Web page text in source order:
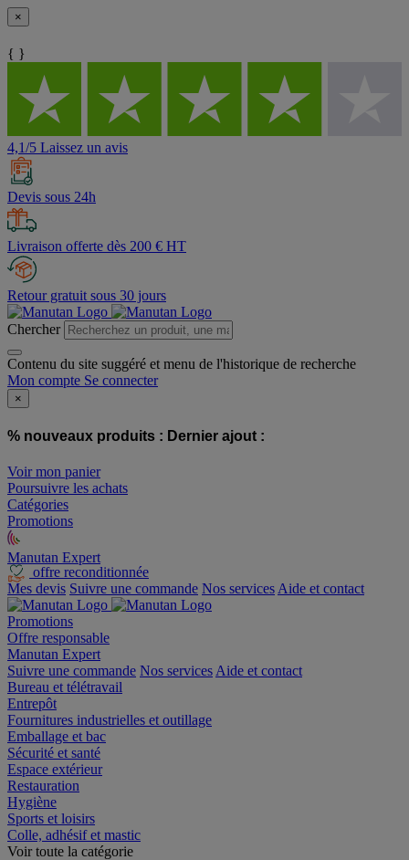
×
{ }
4,1/5 Laissez un avis
Devis sous 24h
Livraison offerte dès 200 € HT
Retour gratuit sous 30 jours
Chercher
Contenu du site suggéré et menu de l'historique de recherche
Mon compte Se connecter
×
% nouveaux produits : Dernier ajout :
Voir mon panier
Poursuivre les achats
Catégories
Promotions
Manutan Expert
offre reconditionnée
Mes devis Suivre une commande Nos services Aide et contact
Promotions
Offre responsable
Manutan Expert
Suivre une commande Nos services Aide et contact
Bureau et télétravail
Entrepôt
Fournitures industrielles et outillage
Emballage et bac
Sécurité et santé
Espace extérieur
Restauration
Hygiène
Sports et loisirs
Colle, adhésif et mastic
Voir toute la catégorie